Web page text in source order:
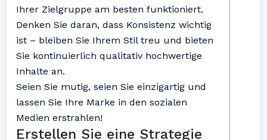
Ihrer Zielgruppe am besten funktioniert.
Denken Sie daran, dass Konsistenz wichtig
ist – bleiben Sie Ihrem Stil treu und bieten
Sie kontinuierlich qualitativ hochwertige
Inhalte an.
Seien Sie mutig, seien Sie einzigartig und
lassen Sie Ihre Marke in den sozialen
Medien erstrahlen!
Erstellen Sie eine Strategie